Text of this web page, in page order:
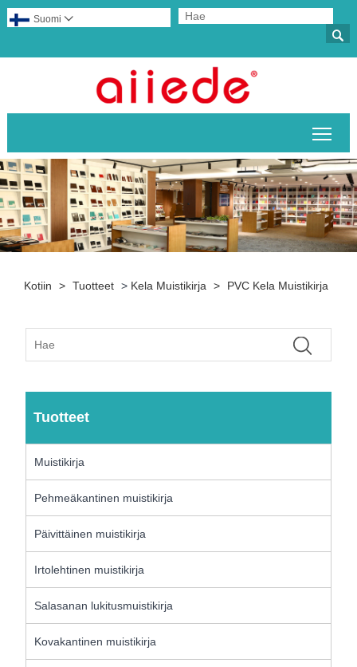

Suomi 
Kotiin > Tuotteet > Kela Muistikirja > PVC Kela Muistikirja
Tuotteet
Muistikirja
Pehmeäkantinen muistikirja
Päivittäinen muistikirja
Irtolehtinen muistikirja
Salasanan lukitusmuistikirja
Kovakantinen muistikirja